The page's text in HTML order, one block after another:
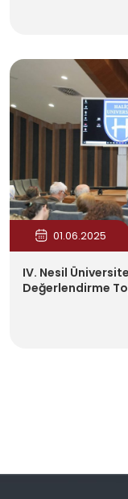
01.06.2025
IV. Nesil
Değerlendirme